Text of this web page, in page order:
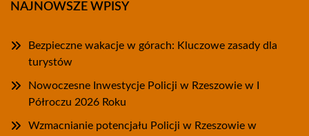
NAJNOWSZE WPISY
Bezpieczne wakacje w górach: Kluczowe zasady dla
turystów
Nowoczesne Inwestycje Policji w Rzeszowie w I
Półroczu 2026 Roku
Wzmacnianie potencjału Policji w Rzeszowie w